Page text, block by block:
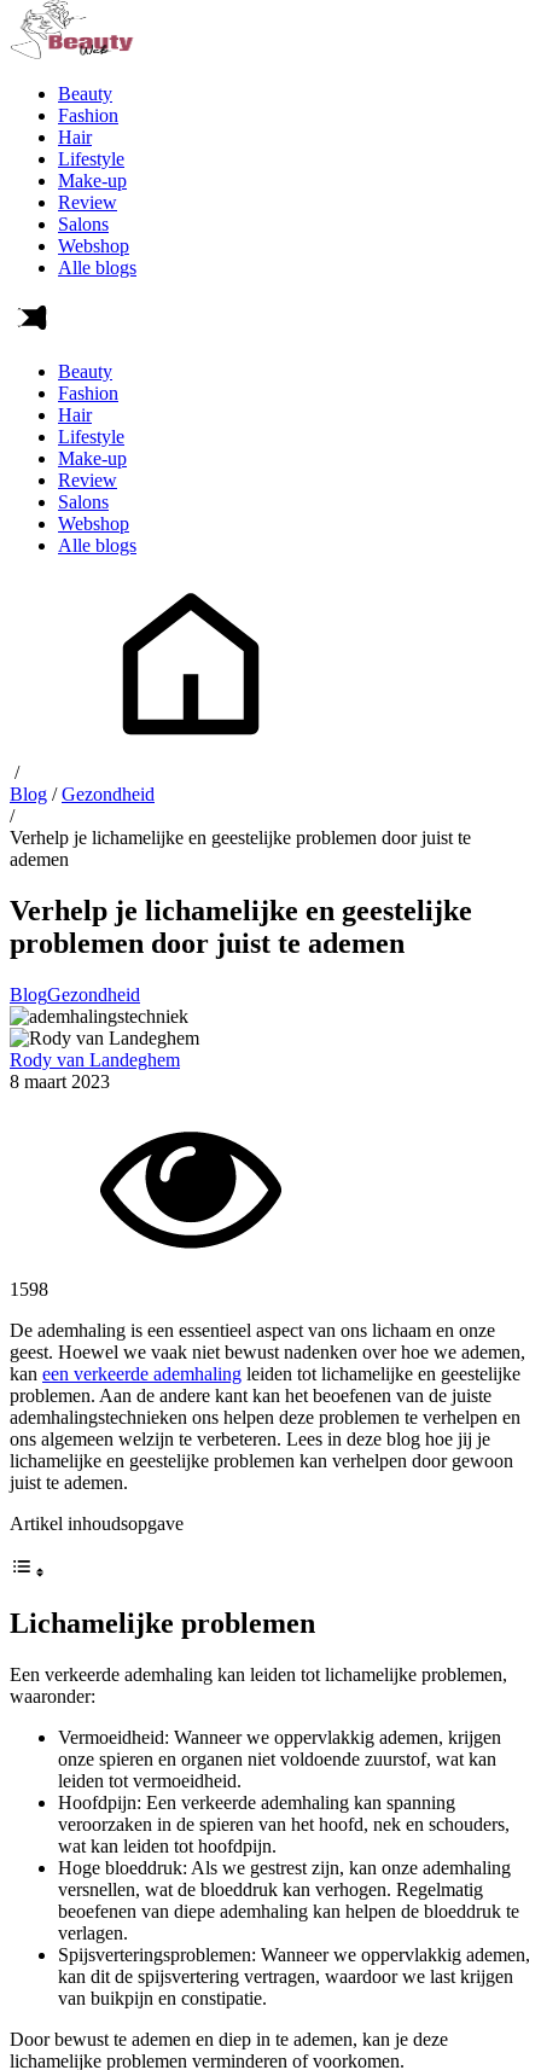
Beauty
Fashion
Hair
Lifestyle
Make-up
Review
Salons
Webshop
Alle blogs
Beauty
Fashion
Hair
Lifestyle
Make-up
Review
Salons
Webshop
Alle blogs
/
Blog /Gezondheid
/
Verhelp je lichamelijke en geestelijke problemen door juist te
ademen
Verhelp je lichamelijke en geestelijke
problemen door juist te ademen
BlogGezondheid
Rody van Landeghem
8 maart 2023
1598
De ademhaling is een essentieel aspect van ons lichaam en onze
geest. Hoewel we vaak niet bewust nadenken over hoe we ademen,
kan een verkeerde ademhaling leiden tot lichamelijke en geestelijke
problemen. Aan de andere kant kan het beoefenen van de juiste
ademhalingstechnieken ons helpen deze problemen te verhelpen en
ons algemeen welzijn te verbeteren. Lees in deze blog hoe jij je
lichamelijke en geestelijke problemen kan verhelpen door gewoon
juist te ademen.
Artikel inhoudsopgave
Lichamelijke problemen
Een verkeerde ademhaling kan leiden tot lichamelijke problemen,
waaronder:
Vermoeidheid: Wanneer we oppervlakkig ademen, krijgen
onze spieren en organen niet voldoende zuurstof, wat kan
leiden tot vermoeidheid.
Hoofdpijn: Een verkeerde ademhaling kan spanning
veroorzaken in de spieren van het hoofd, nek en schouders,
wat kan leiden tot hoofdpijn.
Hoge bloeddruk: Als we gestrest zijn, kan onze ademhaling
versnellen, wat de bloeddruk kan verhogen. Regelmatig
beoefenen van diepe ademhaling kan helpen de bloeddruk te
verlagen.
Spijsverteringsproblemen: Wanneer we oppervlakkig ademen,
kan dit de spijsvertering vertragen, waardoor we last krijgen
van buikpijn en constipatie.
Door bewust te ademen en diep in te ademen, kan je deze
lichamelijke problemen verminderen of voorkomen.